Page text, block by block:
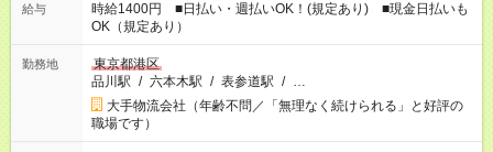
給与
時給1400円 ■日払い・週払いOK！(規定あり) ■現金日払いも
OK（規定あり）
勤務地
東京都港区
品川駅 / 六本木駅 / 表参道駅 / …
大手物流会社（年齢不問／「無理なく続けられる」と好評の
職場です）